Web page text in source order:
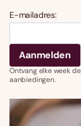
E-mailadres:
Ontvang elke week
aanbiedingen.